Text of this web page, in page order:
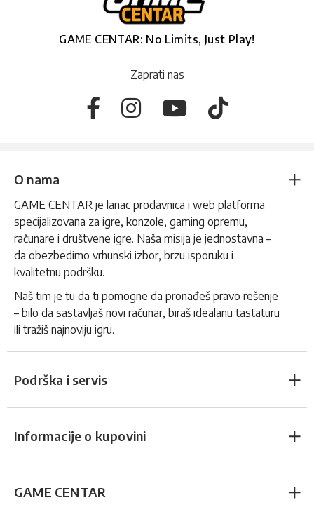
GAME CENTAR: No Limits, Just Play!
Zaprati nas
O nama
GAME CENTAR je lanac prodavnica i web platforma
specijalizovana za igre, konzole, gaming opremu,
računare i društvene igre. Naša misija je jednostavna –
da obezbedimo vrhunski izbor, brzu isporuku i
kvalitetnu podršku.
Naš tim je tu da ti pomogne da pronađeš pravo rešenje
– bilo da sastavljaš novi računar, biraš idealanu tastaturu
ili tražiš najnoviju igru.
Podrška i servis
Informacije o kupovini
GAME CENTAR